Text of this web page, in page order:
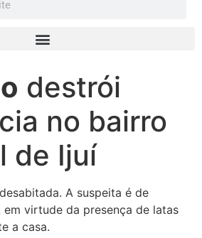
destrói
no bairro
de Ijuí
A suspeita é de
em virtude da presença de latas
a casa.